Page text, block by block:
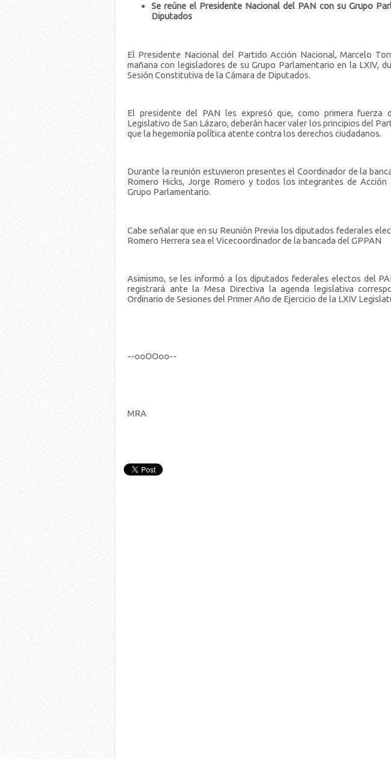
Se reúne el Presidente Nacional del PAN con su Grupo
Diputados
El Presidente Nacional del Partido Acción Nacional, Marcelo
mañana con legisladores de su Grupo Parlamentario en la LXIV,
Sesión Constitutiva de la Cámara de Diputados.
El presidente del PAN les expresó que, como primera fuerza
Legislativo de San Lázaro, deberán hacer valer los principios del
que la hegemonía política atente contra los derechos ciudadanos.
Durante la reunión estuvieron presentes el Coordinador de la
Romero Hicks, Jorge Romero y todos los integrantes de
Grupo Parlamentario.
Cabe señalar que en su Reunión Previa los diputados federales
Romero Herrera sea el Vicecoordinador de la bancada del GPPAN
Asimismo, se les informó a los diputados federales electos del
registrará ante la Mesa Directiva la agenda legislativa
Ordinario de Sesiones del Primer Año de Ejercicio de la LXIV
--ooOOoo--
MRA